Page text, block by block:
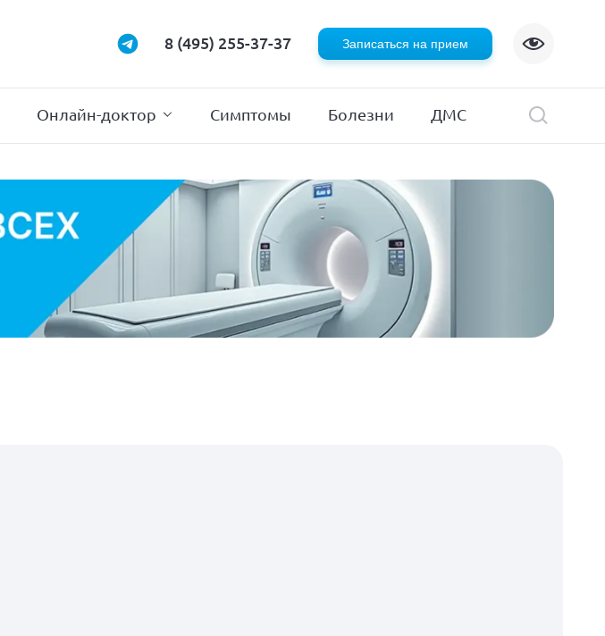
8 (495) 255-37-37 Записаться на прием
Проктология
Психотерапия
Хирургия
Эндокринология
Онлайн-доктор Симптомы Болезни ДМС